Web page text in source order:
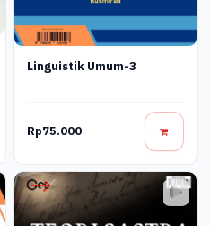
Linguistik Umum-3
Rp75.000